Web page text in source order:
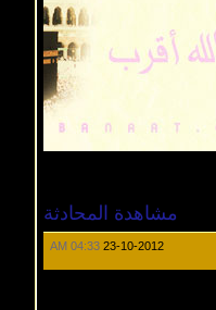
مشاهدة المحادثة
23-10-2012
04:33 AM